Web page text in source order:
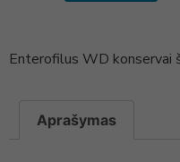
Enterofilus WD konservai
Aprašymas